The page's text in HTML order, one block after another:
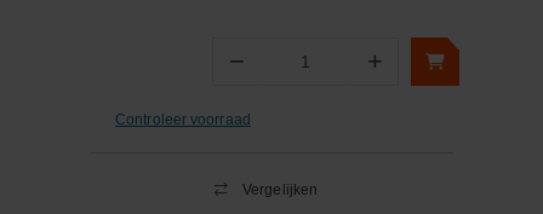
− Aantal +
Controleer voorraad
Vergelijken